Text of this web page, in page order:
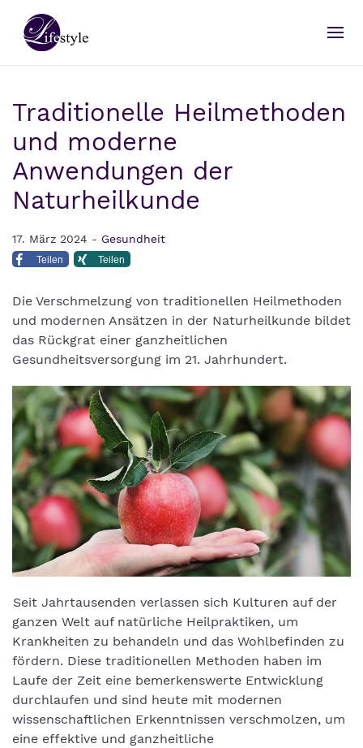
Traditionelle Heilmethoden
und moderne
Anwendungen der
Naturheilkunde
17. März 2024 - Gesundheit
Teilen Teilen
Die Verschmelzung von traditionellen Heilmethoden
und modernen Ansätzen in der Naturheilkunde bildet
das Rückgrat einer ganzheitlichen
Gesundheitsversorgung im 21. Jahrhundert.
Seit Jahrtausenden verlassen sich Kulturen auf der
ganzen Welt auf natürliche Heilpraktiken, um
Krankheiten zu behandeln und das Wohlbefinden zu
fördern. Diese traditionellen Methoden haben im
Laufe der Zeit eine bemerkenswerte Entwicklung
durchlaufen und sind heute mit modernen
wissenschaftlichen Erkenntnissen verschmolzen, um
eine effektive und ganzheitliche